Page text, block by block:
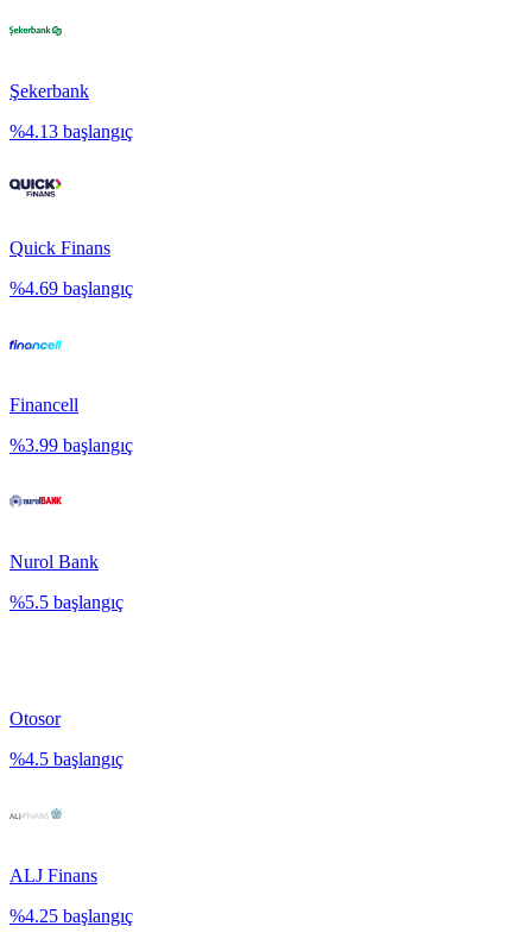
Şekerbank
%4.13 başlangıç
Quick Finans
%4.69 başlangıç
Financell
%3.99 başlangıç
Nurol Bank
%5.5 başlangıç
Otosor
%4.5 başlangıç
ALJ Finans
%4.25 başlangıç